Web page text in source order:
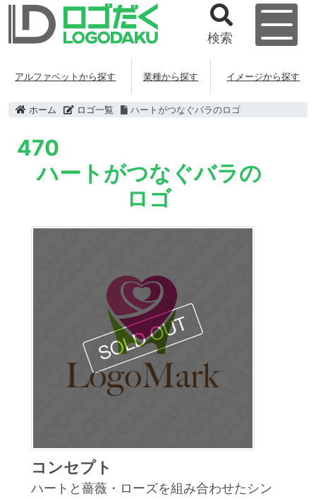
検索
アルファベットから探す 業種から探す イメージから探す
ホーム ロゴ一覧 ハートがつなぐバラのロゴ
470
ハートがつなぐバラの
ロゴ
コンセプト
ハートと薔薇・ローズを組み合わせたシン